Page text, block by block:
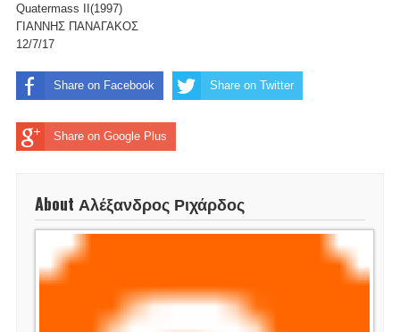
Quatermass II(1997)
ΓΙΑΝΝΗΣ ΠΑΝΑΓΑΚΟΣ
12/7/17
Share on Facebook Share on Twitter
Share on Google Plus
About Αλέξανδρος Ριχάρδος